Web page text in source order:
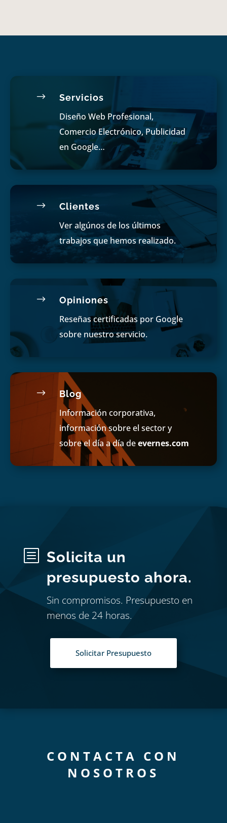
$ Servicios
Diseño Web Profesional,
Comercio Electrónico, Publicidad
en Google…
$ Clientes
Ver algúnos de los últimos
trabajos que hemos realizado.
$ Opiniones
Reseñas certificadas por Google
sobre nuestro servicio.
$ Blog
Información corporativa,
información sobre el sector y
sobre el día a día deevernes.com
b
Solicita un
presupuesto ahora.
Sin compromisos. Presupuesto en
menos de 24 horas.
Solicitar Presupuesto
CONTACTA CON
NOSOTROS